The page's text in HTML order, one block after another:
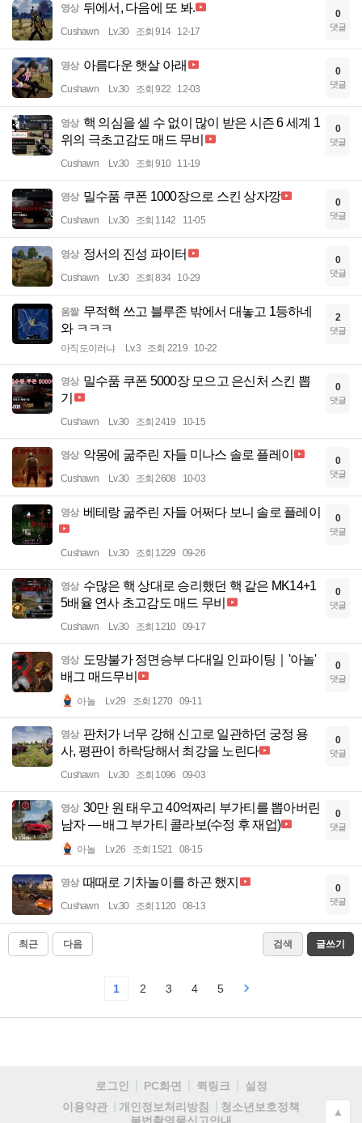
영상 뒤에서, 다음에 또 봐.
Cushawn Lv.30 조회 914 12-17
0
댓글
영상 아름다운 햇살 아래
Cushawn Lv.30 조회 922 12-03
0
댓글
영상 핵 의심을 셀 수 없이 많이 받은 시즌 6 세계 1
위의 극초고감도 매드 무비
Cushawn Lv.30 조회 910 11-19
0
댓글
영상 밀수품 쿠폰 1000장으로 스킨 상자깡
Cushawn Lv.30 조회 1142 11-05
0
댓글
영상 정서의 진성 파이터
Cushawn Lv.30 조회 834 10-29
0
댓글
움짤 무적핵 쓰고 블루존 밖에서 대놓고 1등하네
와 ㅋㅋㅋ
아직도이러냐 Lv.3 조회 2219 10-22
2
댓글
영상 밀수품 쿠폰 5000장 모으고 은신처 스킨 뽑
기
Cushawn Lv.30 조회 2419 10-15
0
댓글
영상 악몽에 굶주린 자들 미나스 솔로 플레이
Cushawn Lv.30 조회 2608 10-03
0
댓글
영상 베테랑 굶주린 자들 어쩌다 보니 솔로 플레이
Cushawn Lv.30 조회 1229 09-26
0
댓글
영상 수많은 핵 상대로 승리했던 핵 같은 MK14+1
5배율 연사 초고감도 매드 무비
Cushawn Lv.30 조회 1210 09-17
0
댓글
영상 도망불가 정면승부 다대일 인파이팅｜'아놀'
배그 매드무비
아놀 Lv.29 조회 1270 09-11
0
댓글
영상 판처가 너무 강해 신고로 일관하던 궁정 용
사, 평판이 하락당해서 최강을 노린다
Cushawn Lv.30 조회 1096 09-03
0
댓글
영상 30만 원 태우고 40억짜리 부가티를 뽑아버린
남자 — 배그 부가티 콜라보(수정 후 재업)
아놀 Lv.26 조회 1521 08-15
0
댓글
영상 때때로 기차놀이를 하곤 했지
Cushawn Lv.30 조회 1120 08-13
0
댓글
최근 다음 검색 글쓰기
1 2 3 4 5
로그인 PC화면 퀵링크
설정
이용약관
개인정보처리방침
청소년보호정책
▲